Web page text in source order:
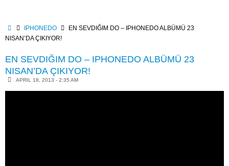
contentHOMEIPHONEDO
EN SEVDIĞIM DO – IPHONEDO ALBÜMÜ 23
NISAN’DA ÇIKIYOR!
EN SEVDIĞIM DO – IPHONEDO ALBÜMÜ 23
NISAN’DA ÇIKIYOR!
APRIL 18, 2013 - 2:35 AM